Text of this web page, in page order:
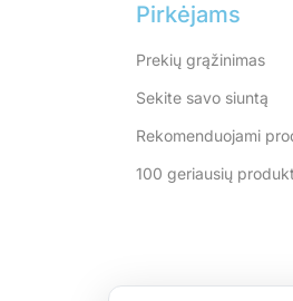
Pirkėjams
Prekių grąžinimas
Sekite savo siuntą
Rekomenduojami
100 geriausių